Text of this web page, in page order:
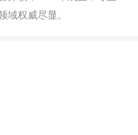
域权威尽显。